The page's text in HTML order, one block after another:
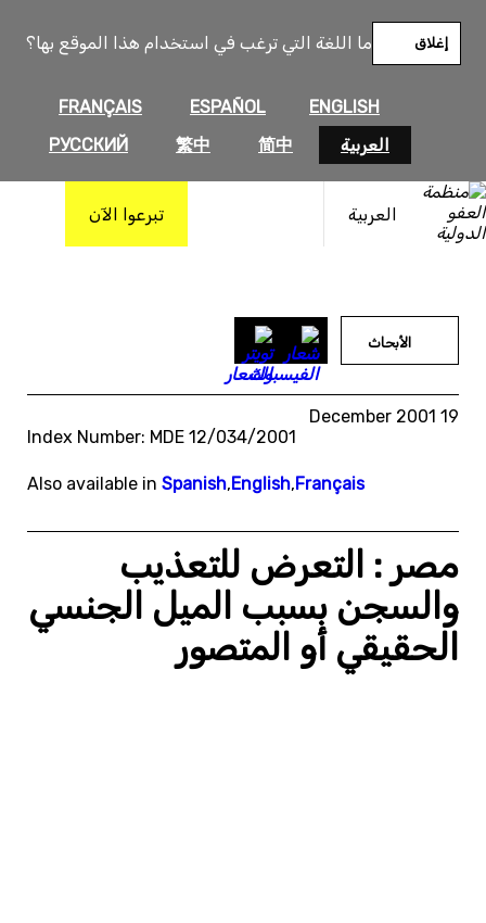
ما اللغة التي ترغب في استخدام هذا الموقع بها؟
ENGLISH
ESPAÑOL
FRANÇAIS
العربية
简中
繁中
РУССКИЙ
إغلاق
العربية تبرعوا الآن
المحتوى
الأبحاث
19 December 2001
Index Number: MDE 12/034/2001
Also available in Spanish,English,Français
مصر : التعرض للتعذيب
والسجن بسبب الميل الجنسي
الحقيقي أو المتصور